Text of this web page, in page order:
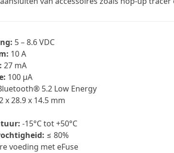
5 – 8.6 VDC
10 A
27 mA
100 µA
5.2 Low Energy
x 28.9 x 14.5 mm
-15°C tot +50°C
≤ 80%
voeding met eFuse